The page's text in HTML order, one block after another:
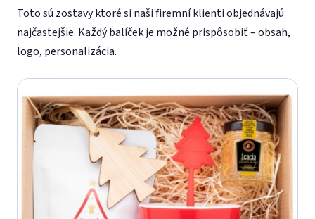
Toto sú zostavy ktoré si naši firemní klienti objednávajú
najčastejšie. Každý balíček je možné prispôsobiť – obsah,
logo, personalizácia.